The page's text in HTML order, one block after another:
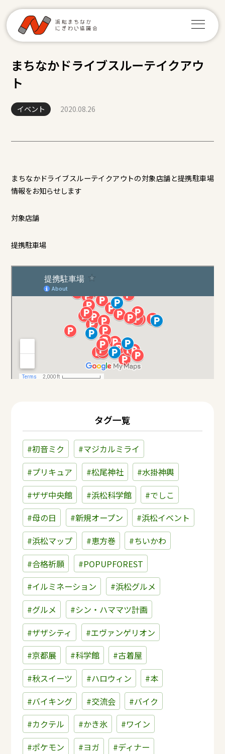
まちなかドライブスルーテイクアウ
ト
イベント 2020.08.26
まちなかドライブスルーテイクアウトの対象店舗と提携駐車場
情報をお知らせします
対象店舗
提携駐車場
タグ一覧
#初音ミク
#マジカルミライ
#プリキュア
#松尾神社
#水掛神輿
#ザザ中央館
#浜松科学館
#でしこ
#母の日
#新規オープン
#浜松イベント
#浜松マップ
#恵方巻
#ちいかわ
#合格祈願
#POPUPFOREST
#イルミネーション
#浜松グルメ
#グルメ
#シン・ハママツ計画
#ザザシティ
#エヴァンゲリオン
#京都展
#科学館
#古着屋
#秋スイーツ
#ハロウィン
#本
#バイキング
#交流会
#バイク
#カクテル
#かき氷
#ワイン
#ポケモン
#ヨガ
#ディナー